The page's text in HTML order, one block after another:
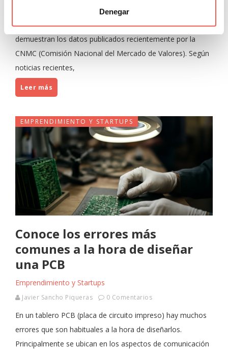
Denegar
La venta de joyas en internet está al alza. Es un hecho que
demuestran los datos publicados recientemente por la
CNMC (Comisión Nacional del Mercado de Valores). Según
noticias recientes,
Leer más
EMPRENDIMIENTO Y STARTUPS
Conoce los errores más
comunes a la hora de diseñar
una PCB
Emprendimiento y Startups
Javier Sancho Piqueras 0 Comentarios
En un tablero PCB (placa de circuito impreso) hay muchos
errores que son habituales a la hora de diseñarlos.
Principalmente se ubican en los aspectos de comunicación